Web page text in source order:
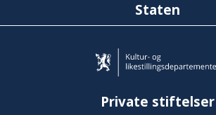
Staten
Private stiftelser